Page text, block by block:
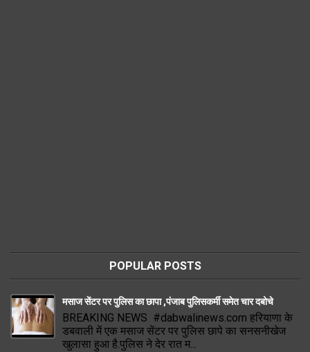
POPULAR POSTS
मसाज सेंटर पर पुलिस का छापा ,पंजाब पुलिसकर्मी समेत चार दबोचे
BREAKING NEWS #dabwalinews.com हरियाणा के
डबवाली में एक मसाज सेंटर पर पुलिस छापे का सनसनीखेज
खुलासा हुआ है.पुलिस ने देर रात म...